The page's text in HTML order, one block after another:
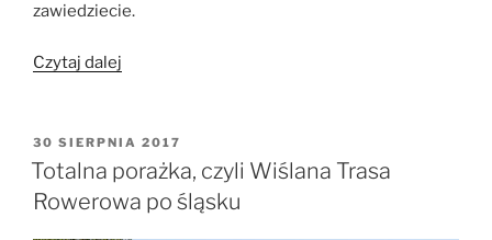
zawiedziecie.
Czytaj dalej
stroną
Wisły
(AT)”
OPUBLIKOWANE
W
30 SIERPNIA 2017
Totalna porażka, czyli Wiślana Trasa
Rowerowa po śląsku